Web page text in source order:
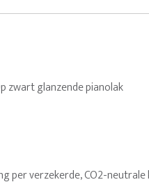
zwart glanzende pianolak
per verzekerde, CO2-